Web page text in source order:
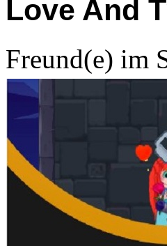
Love And
Freund(e) im